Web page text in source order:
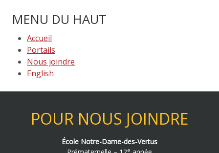
MENU DU HAUT
Accueil
Portails
Nous joindre
English
POUR NOUS JOINDRE
École Notre-Dame-des-Vertus
e